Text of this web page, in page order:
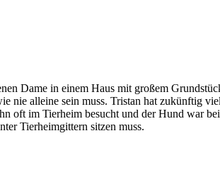
Dame in einem Haus mit großem
nie alleine sein muss. Tristan hat zukünftig
oft im Tierheim besucht und der Hund war
Tierheimgittern sitzen muss.